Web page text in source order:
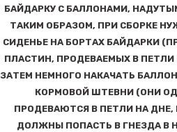
БАЙДАРКУ С БАЛЛОНАМИ,
ТАКИМ ОБРАЗОМ, ПРИ СБОРКЕ
СИДЕНЬЕ НА БОРТАХ БАЙДАРКИ
ПЛАСТИН, ПРОДЕВАЕМЫХ В
ЗАТЕМ НЕМНОГО НАКАЧАТЬ
КОРМОВОЙ ШТЕВНИ (ОНИ
ПРОДЕВАЮТСЯ В ПЕТЛИ НА
ДОЛЖНЫ ПОПАСТЬ В ГНЕЗДА В